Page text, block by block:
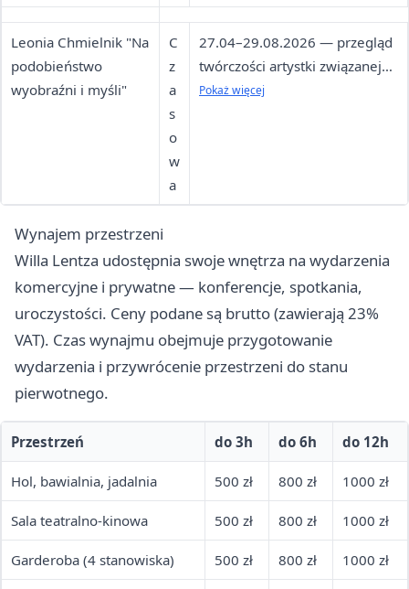
Leonia Chmielnik "Na
podobieństwo
wyobraźni i myśli"
C
z
a
s
o
w
a
27.04–29.08.2026 — przegląd
twórczości artystki związanej
ze szczecińskim środowiskiem
Pokaż więcej
Wynajem przestrzeni
Willa Lentza udostępnia swoje wnętrza na wydarzenia
komercyjne i prywatne — konferencje, spotkania,
uroczystości. Ceny podane są brutto (zawierają 23%
VAT). Czas wynajmu obejmuje przygotowanie
wydarzenia i przywrócenie przestrzeni do stanu
pierwotnego.
Przestrzeń do 3h do 6h do 12h
Hol, bawialnia, jadalnia 500 zł 800 zł 1000 zł
Sala teatralno-kinowa 500 zł 800 zł 1000 zł
Garderoba (4 stanowiska) 500 zł 800 zł 1000 zł